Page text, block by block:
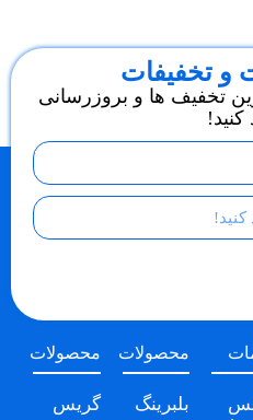
و تخفیفات
تخفیف ها و بروزرسانی
محصولات
بلبرینگ
محصولات
گریس